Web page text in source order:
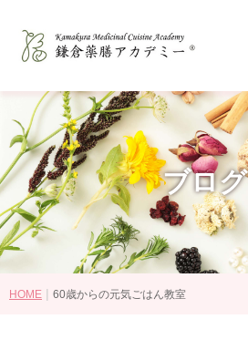
コースの選び方
講師紹介
認定資格・ライセンス認定教室
受講生の感想
ブログ
HOME | 60歳からの元気ごはん教室